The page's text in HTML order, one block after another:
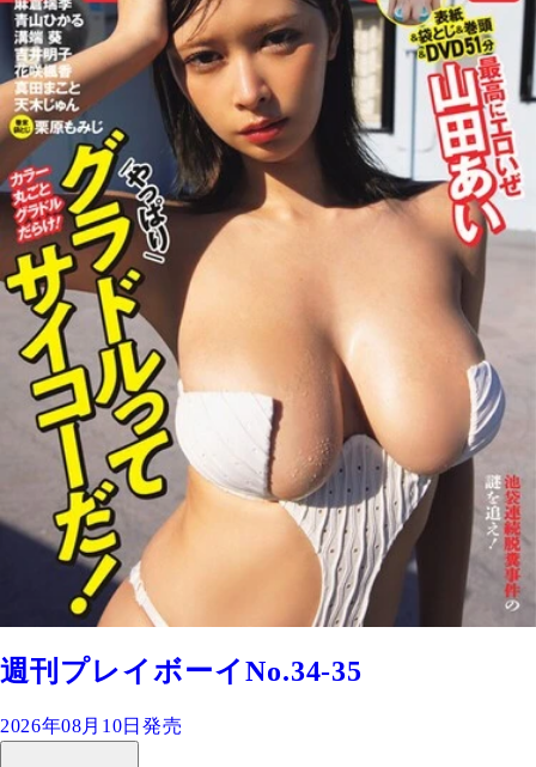
週刊プレイボーイNo.34-35
2026年08月10日発売